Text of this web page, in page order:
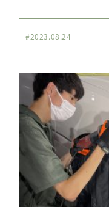
#2023.08.24